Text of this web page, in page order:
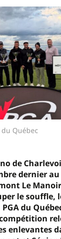
Québec
de
dernier
Le
le souffle,
du
enlevantes